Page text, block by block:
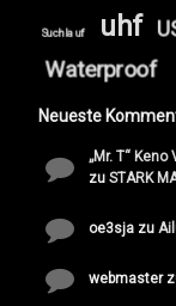
Suchlauf uhf
Waterproof
Neueste
„Mr. T“
zu STARK
oe3sjazu
webmaster